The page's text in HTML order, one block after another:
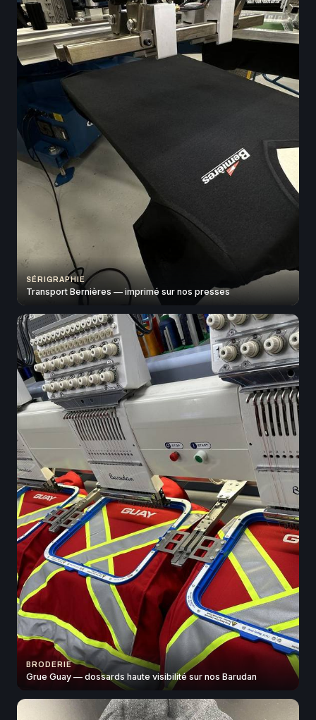
SÉRIGRAPHIE
Transport Bernières — imprimé sur nos presses
BRODERIE
Grue Guay — dossards haute visibilité sur nos Barudan